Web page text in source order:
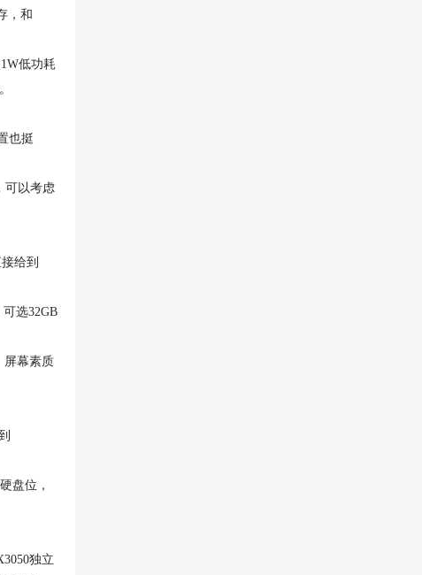
，和
低功耗
也挺
可以考虑
给到
选32GB
屏幕素质
盘位，
独立